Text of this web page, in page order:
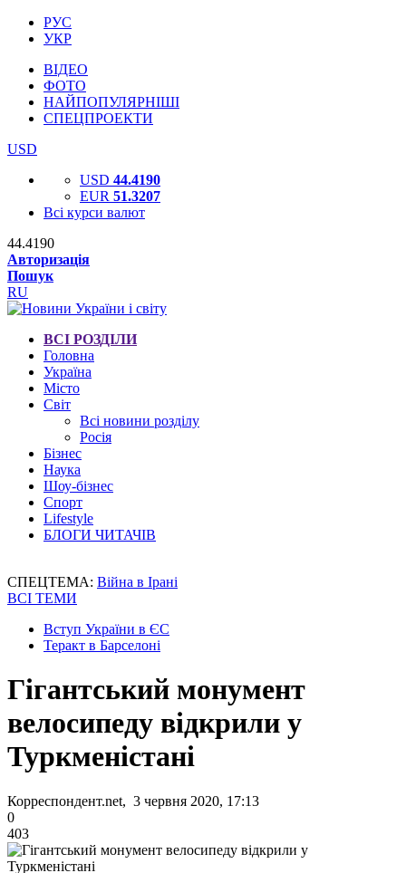
РУС
УКР
ВІДЕО
ФОТО
НАЙПОПУЛЯРНІШІ
СПЕЦПРОЕКТИ
USD
USD 44.4190
EUR 51.3207
Всі курси валют
44.4190
Авторизація
Пошук
RU
ВСІ РОЗДІЛИ
Головна
Україна
Місто
Світ
Всі новини розділу
Росія
Бізнес
Наука
Шоу-бізнес
Спорт
Lifestyle
БЛОГИ ЧИТАЧІВ
СПЕЦТЕМА: Війна в Ірані
ВСІ ТЕМИ
Вступ України в ЄС
Теракт в Барселоні
Гігантський монумент
велосипеду відкрили у
Туркменістані
Корреспондент.net, 3 червня 2020, 17:13
0
403